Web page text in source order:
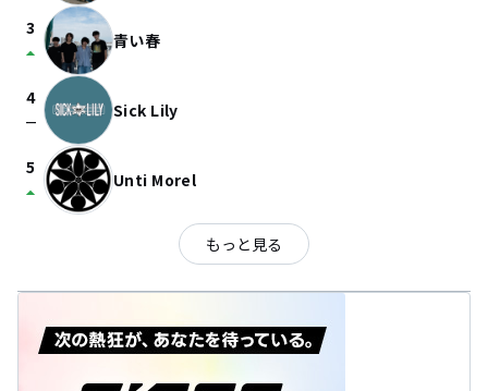
3
arrow_drop_up 青い春
4
check_indeterminate_small Sick Lily
5
arrow_drop_up Unti Morel
もっと見る